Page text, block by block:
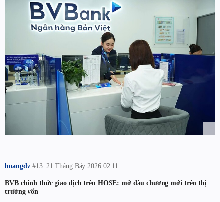
hoangdv 21 Tháng Bảy 2026 02:11
#13
BVB chính thức giao dịch trên HOSE: mở đầu chương mới trên thị
trường vốn